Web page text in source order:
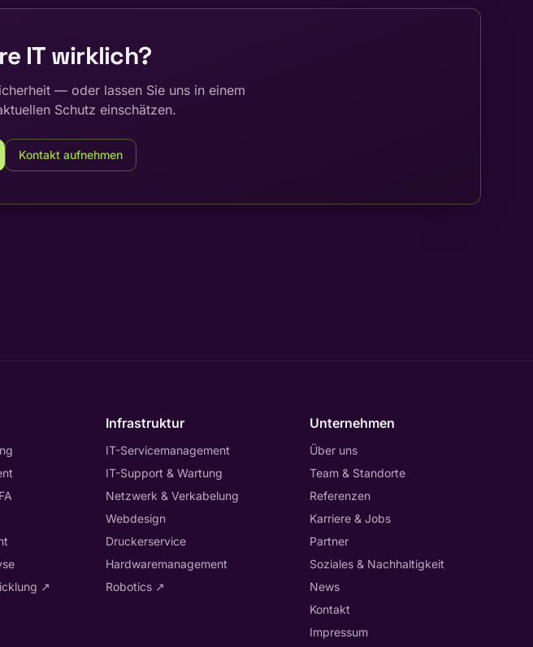
IT wirklich?
— oder lassen Sie uns in einem
Schutz einschätzen.
Kontakt aufnehmen
↗
Infrastruktur
IT-Servicemanagement
IT-Support & Wartung
Netzwerk & Verkabelung
Webdesign
Druckerservice
Hardwaremanagement
Robotics ↗
Unternehmen
Über uns
Team & Standorte
Referenzen
Karriere & Jobs
Partner
Soziales & Nachhaltigkeit
News
Kontakt
Impressum